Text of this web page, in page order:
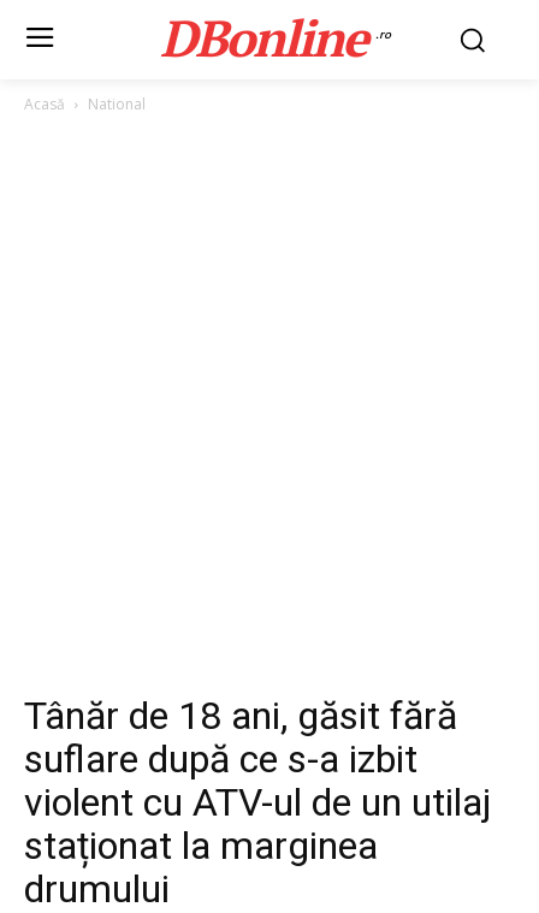
DBonline .ro
Acasă National
Tânăr de 18 ani, găsit fără
suflare după ce s-a izbit
violent cu ATV-ul de un utilaj
staționat la marginea
drumului